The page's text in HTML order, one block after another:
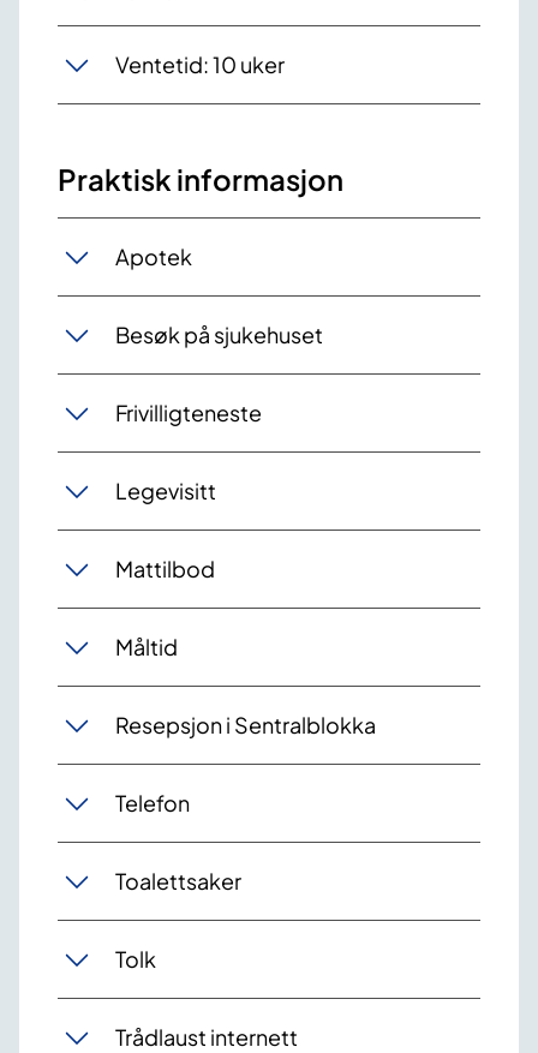
Ventetid: 10 uker
Praktisk informasjon
Apotek
Besøk på sjukehuset
Frivilligteneste
Legevisitt
Mattilbod
Måltid
Resepsjon i Sentralblokka
Telefon
Toalettsaker
Tolk
Trådlaust internett